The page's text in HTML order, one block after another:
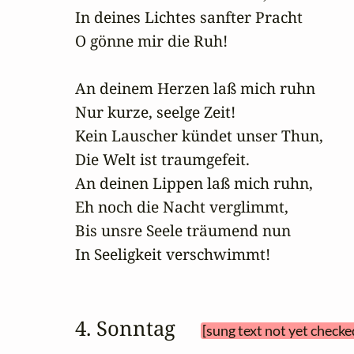
In deines Lichtes sanfter Pracht
O gönne mir die Ruh!
An deinem Herzen laß mich ruhn
Nur kurze, seelge Zeit!
Kein Lauscher kündet unser Thun,
Die Welt ist traumgefeit.
An deinen Lippen laß mich ruhn,
Eh noch die Nacht verglimmt,
Bis unsre Seele träumend nun
In Seeligkeit verschwimmt!
4. Sonntag [sung text not yet